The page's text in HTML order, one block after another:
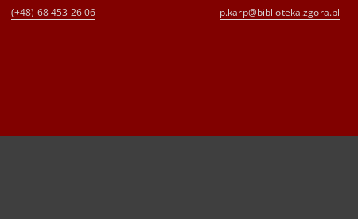
(+48) 68 453 26 06 p.karp@biblioteka.zgora.pl